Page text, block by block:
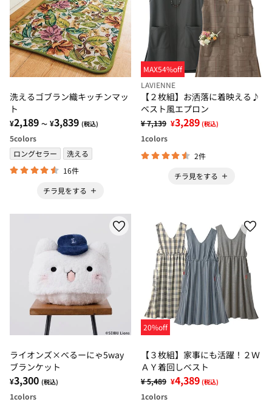
洗えるゴブラン織キッチンマッ
ト
¥2,189 ～ ¥3,839 (税込)
5colors
ロングセラー
洗える
16件
チラ見をする
MAX54%off
LAVIENNE
【２枚組】お洒落に着映える♪
ベスト風エプロン
¥ 7,139 ¥3,289 (税込)
1colors
2件
チラ見をする
ライオンズ×べるーにゃ5way
ブランケット
¥3,300 (税込)
1colors
20%off
【３枚組】家事にも活躍！２Ｗ
ＡＹ着回しベスト
¥ 5,489 ¥4,389 (税込)
1colors